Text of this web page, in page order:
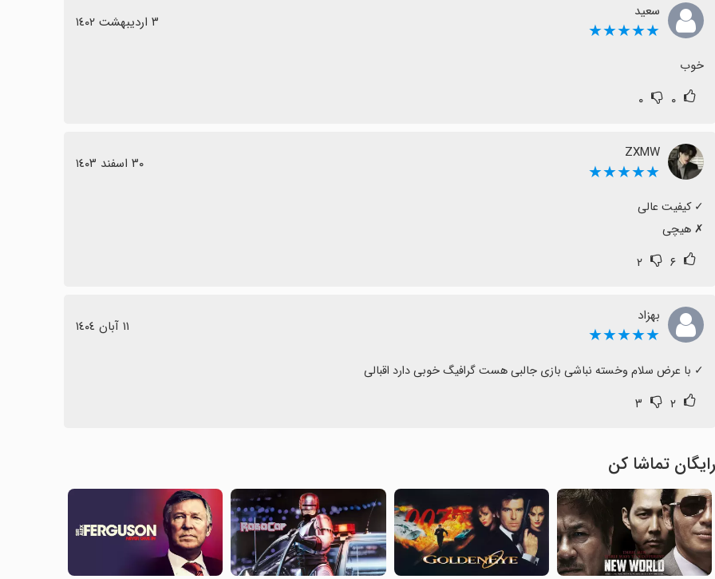
سعید
★★★★★ ٣ اردیبهشت ١٤٠٢
خوب
۰ ۰
ZXMW
★★★★★ ٣٠ اسفند ١٤٠٣
‏✗ هیچی
۶ ۲
بهزاد
★★★★★ ١١ آبان ١٤٠٤
‏✓ با عرض سلام وخسته نباشی بازی جالبی هست گرافیگ خوبی دارد اقبالی
۲ ۳
رایگان تماشا کن